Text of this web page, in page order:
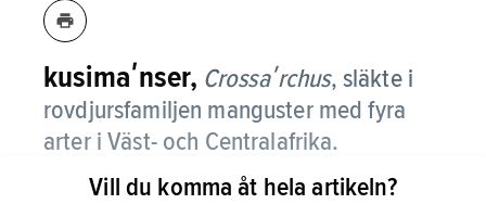
kusimaʹnser, Crossaʹrchus, släkte i
rovdjursfamiljen manguster med fyra
arter i Väst- och Centralafrika.
Alla arterna har lång raggig päls, vanligen
Vill du komma åt hela artikeln?